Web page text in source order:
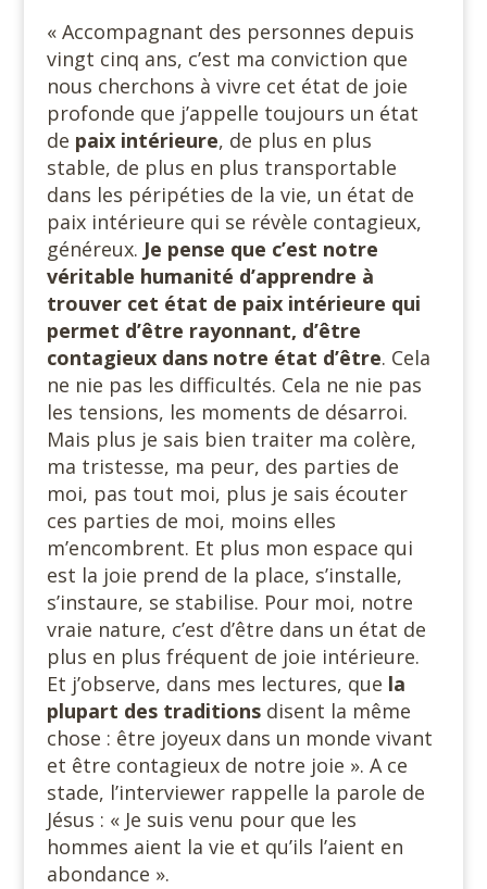
« Accompagnant des personnes depuis
vingt cinq ans, c’est ma conviction que
nous cherchons à vivre cet état de joie
profonde que j’appelle toujours un état
de paix intérieure, de plus en plus
stable, de plus en plus transportable
dans les péripéties de la vie, un état de
paix intérieure qui se révèle contagieux,
généreux. Je pense que c’est notre
véritable humanité d’apprendre à
trouver cet état de paix intérieure qui
permet d’être rayonnant, d’être
contagieux dans notre état d’être. Cela
ne nie pas les difficultés. Cela ne nie pas
les tensions, les moments de désarroi.
Mais plus je sais bien traiter ma colère,
ma tristesse, ma peur, des parties de
moi, pas tout moi, plus je sais écouter
ces parties de moi, moins elles
m’encombrent. Et plus mon espace qui
est la joie prend de la place, s’installe,
s’instaure, se stabilise. Pour moi, notre
vraie nature, c’est d’être dans un état de
plus en plus fréquent de joie intérieure.
Et j’observe, dans mes lectures, que la
plupart des traditionsdisent la même
chose : être joyeux dans un monde vivant
et être contagieux de notre joie ». A ce
stade, l’interviewer rappelle la parole de
Jésus : « Je suis venu pour que les
hommes aient la vie et qu’ils l’aient en
abondance ».